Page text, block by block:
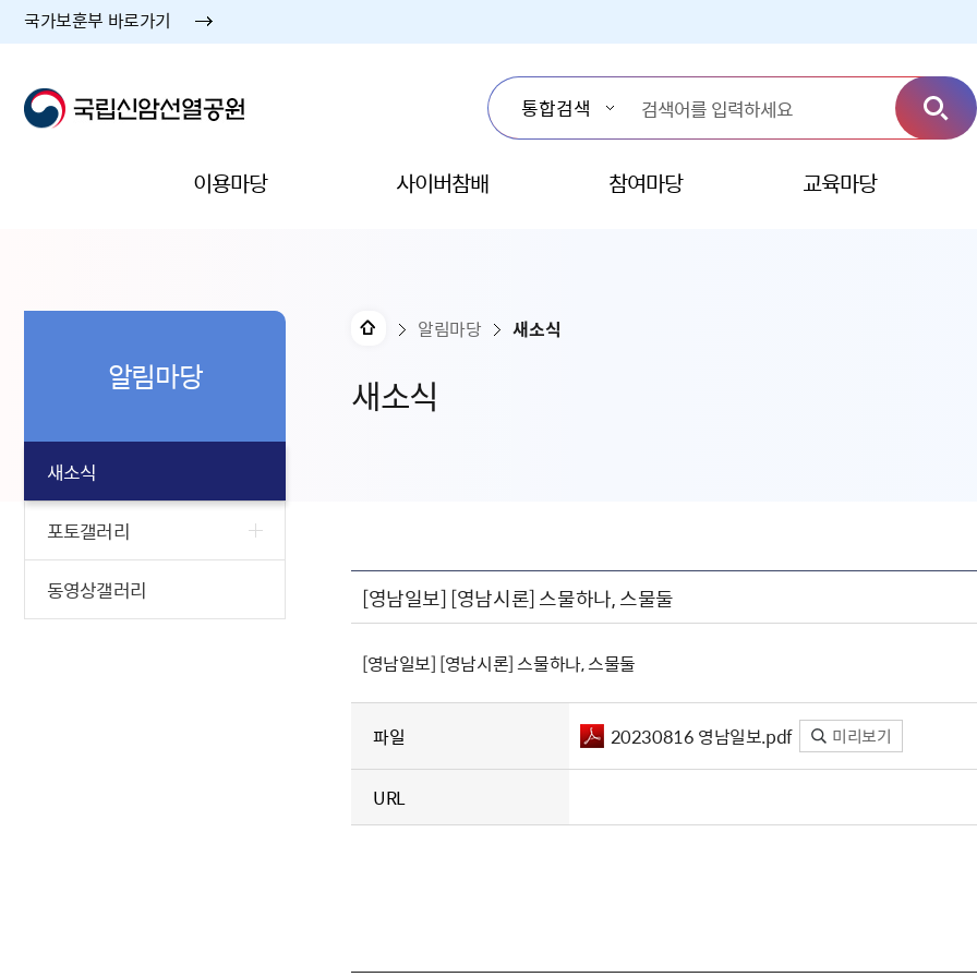
국가보훈부 바로가기
이용마당 사이버참배 참여마당 교육마당
새소식
알림마당 새소식
알림마당
새소식
포토갤러리
동영상갤러리 [영남일보] [영남시론] 스물하나, 스물둘
[영남일보] [영남시론] 스물하나, 스물둘
파일 20230816 영남일보.pdf 미리보기
URL